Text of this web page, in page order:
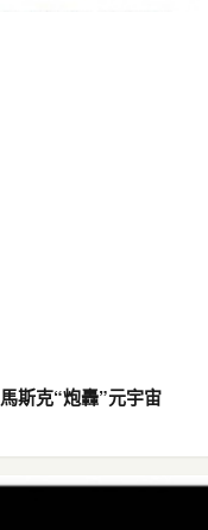
斯克“炮轟”元宇宙